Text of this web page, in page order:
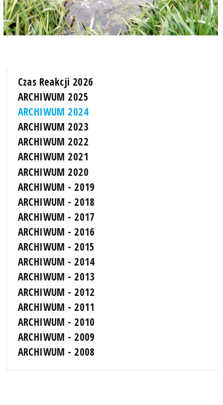
Czas Reakcji 2026
ARCHIWUM 2025
ARCHIWUM 2024
ARCHIWUM 2023
ARCHIWUM 2022
ARCHIWUM 2021
ARCHIWUM 2020
ARCHIWUM - 2019
ARCHIWUM - 2018
ARCHIWUM - 2017
ARCHIWUM - 2016
ARCHIWUM - 2015
ARCHIWUM - 2014
ARCHIWUM - 2013
ARCHIWUM - 2012
ARCHIWUM - 2011
ARCHIWUM - 2010
ARCHIWUM - 2009
ARCHIWUM - 2008